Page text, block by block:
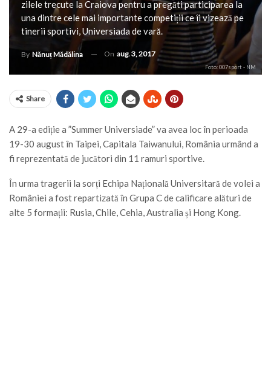
zilele trecute la Craiova pentru a pregăti participarea la
una dintre cele mai importante competiții ce îi vizează pe
tinerii sportivi, Universiada de vară.
By Nănuț Mădălina On aug. 3, 2017
Foto: 007sport - NM
Share
A 29-a ediție a ”Summer Universiade” va avea loc în perioada
19-30 august în Taipei, Capitala Taiwanului, România urmând a
fi reprezentată de jucători din 11 ramuri sportive.
În urma tragerii la sorți Echipa Națională Universitară de volei a
României a fost repartizată în Grupa C de calificare alături de
alte 5 formații: Rusia, Chile, Cehia, Australia și Hong Kong.